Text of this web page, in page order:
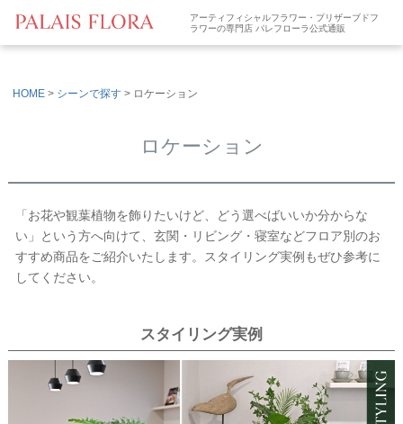
アーティフィシャルフラワー・プリザーブドフ
ラワーの専門店 パレフローラ公式通販
HOME シーンで探す ロケーション
ロケーション
「お花や観葉植物を飾りたいけど、どう選べばいいか分からな
い」という方へ向けて、玄関・リビング・寝室などフロア別のお
すすめ商品をご紹介いたします。スタイリング実例もぜひ参考に
してください。
スタイリング実例